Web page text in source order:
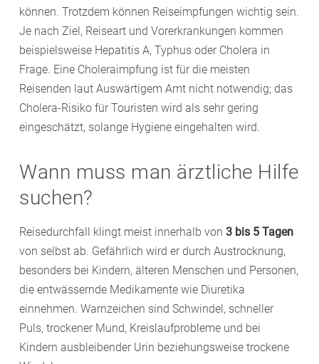
können. Trotzdem können Reiseimpfungen wichtig sein.
Je nach Ziel, Reiseart und Vorerkrankungen kommen
beispielsweise Hepatitis A, Typhus oder Cholera in
Frage. Eine Choleraimpfung ist für die meisten
Reisenden laut Auswärtigem Amt nicht notwendig; das
Cholera-Risiko für Touristen wird als sehr gering
eingeschätzt, solange Hygiene eingehalten wird.
Wann muss man ärztliche Hilfe
suchen?
Reisedurchfall klingt meist innerhalb von 3 bis 5 Tagen
von selbst ab. Gefährlich wird er durch Austrocknung,
besonders bei Kindern, älteren Menschen und Personen,
die entwässernde Medikamente wie Diuretika
einnehmen. Warnzeichen sind Schwindel, schneller
Puls, trockener Mund, Kreislaufprobleme und bei
Kindern ausbleibender Urin beziehungsweise trockene